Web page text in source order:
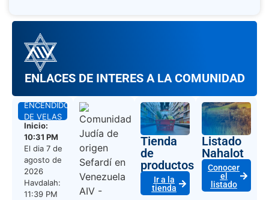
ENLACES DE INTERES A LA COMUNIDAD
ENCENDIDO
DE VELAS
Inicio:
10:31 PM
El dia 7 de
agosto de
2026
Havdalah:
11:39 PM
Tienda
de
productos
Ir a la
tienda
Listado
Nahalot
Conocer
el
listado